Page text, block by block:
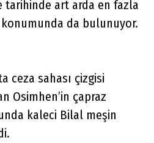
tarihinde art arda en fazla
da bulunuyor.
ceza sahası çizgisi
Osimhen’in çapraz
kaleci Bilal meşin